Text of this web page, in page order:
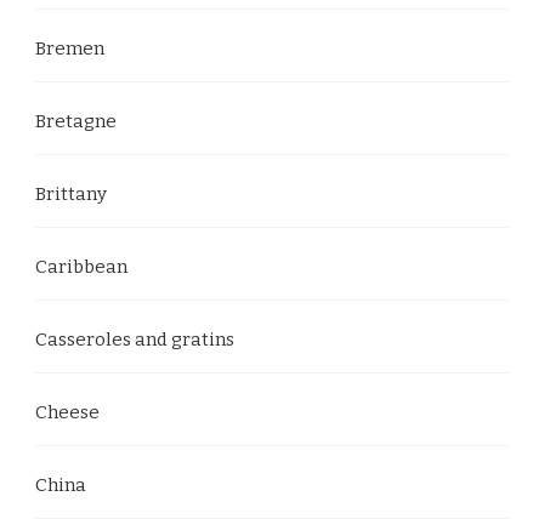
Bremen
Bretagne
Brittany
Caribbean
Casseroles and gratins
Cheese
China